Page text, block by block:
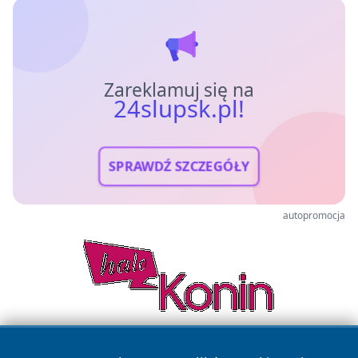
Zareklamuj się na
24slupsk.pl!
SPRAWDŹ SZCZEGÓŁY
autopromocja